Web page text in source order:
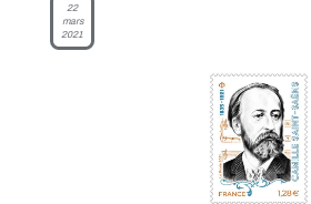
22
mars
2021